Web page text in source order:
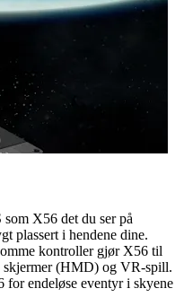
X56 det du ser på
plassert i hendene dine.
kontroller gjør X56 til
skjermer (HMD) og VR-spill.
for endeløse eventyr i skyene